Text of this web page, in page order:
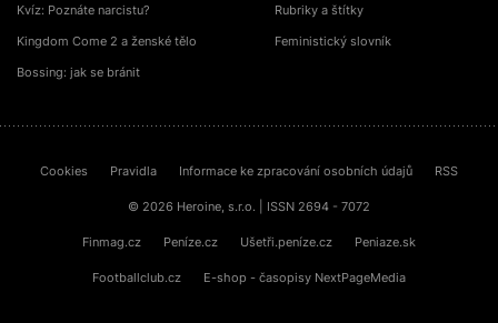
Kvíz: Poznáte narcistu?
Kingdom Come 2 a ženské tělo
Bossing: jak se bránit
Rubriky a štítky
Feministický slovník
Cookies Pravidla Informace ke zpracování osobních údajů RSS
© 2026 Heroine, s.r.o. | ISSN 2694 - 7072
Finmag.cz Peníze.cz Ušetři.peníze.cz Peniaze.sk
Footballclub.cz E-shop - časopisy NextPageMedia